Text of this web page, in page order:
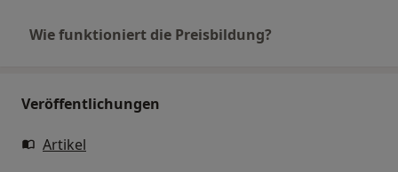
Wie funktioniert die Preisbildung?
Veröffentlichungen
Artikel